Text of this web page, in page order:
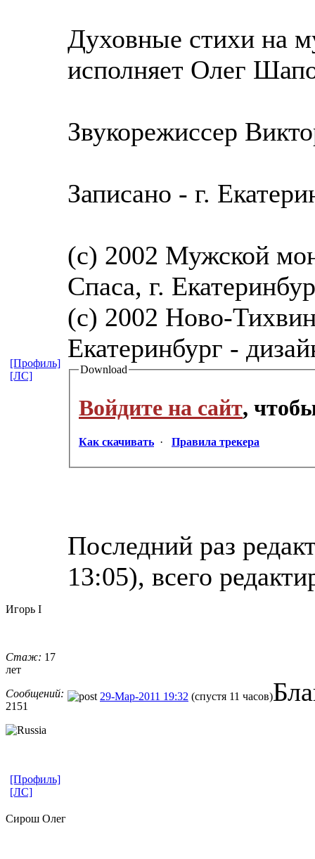
Духовные стихи на
исполняет Олег
Звукорежиссер
Записано - г.
(c) 2002 Мужской
Спаса, г.
(c) 2002 Ново-
Екатеринбург -
Download
Войдите на сайт,
Как скачивать · Правила трекера
Последний раз
13:05), всего
[Профиль]
[ЛС]
Игорь I
Стаж: 17
лет
Сообщений:
2151
29-Мар-2011 19:32 (спустя 11 часов)
[Профиль]
[ЛС]
Сирош Олег